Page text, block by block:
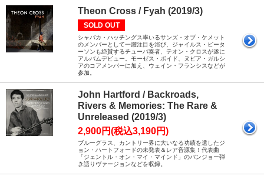
Theon Cross / Fyah (2019/3)
SOLD OUT
シャバカ・ハッチングス率いるサンズ・オブ・ケメット
のメンバーとして一躍注目を浴び、ジャイルス・ピータ
ーソンも絶賛するチューバ奏者、テオン・クロスが遂に
アルバムデビュー。モーゼス・ボイド、ヌビア・ガルシ
アのコアメンバーに加え、ウェイン・フランシスなどが
参加。
John Hartford / Backroads,
Rivers & Memories: The Rare &
Unreleased (2019/3)
2,900円(税込3,190円)
ブルーグラス、カントリー界に大いなる功績を遺したジ
ョン・ハートフォードの未発表＆レア音源集！代表曲
「ジェントル・オン・マイ・マインド」のバンジョー弾
き語りヴァージョンなどを収録。